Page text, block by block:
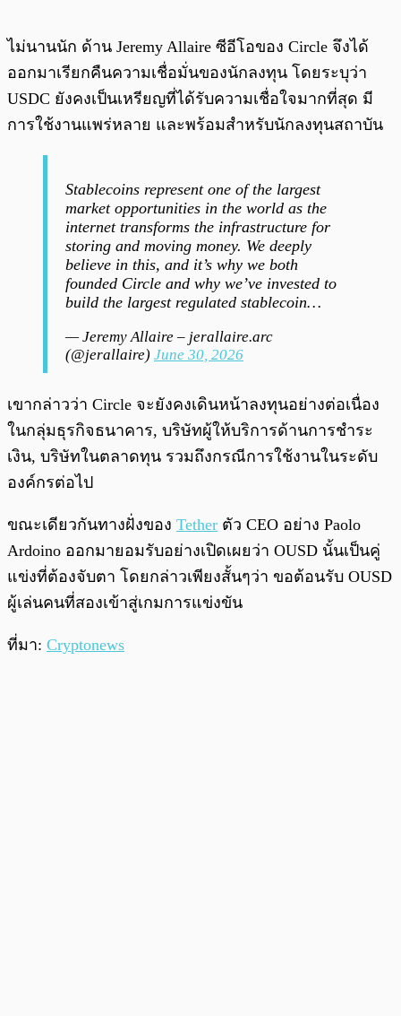
ไม่นานนัก ด้าน Jeremy Allaire ซีอีโอของ Circle จึงได้
ออกมาเรียกคืนความเชื่อมั่นของนักลงทุน โดยระบุว่า
USDC ยังคงเป็นเหรียญที่ได้รับความเชื่อใจมากที่สุด มี
การใช้งานแพร่หลาย และพร้อมสำหรับนักลงทุนสถาบัน
Stablecoins represent one of the largest
market opportunities in the world as the
internet transforms the infrastructure for
storing and moving money. We deeply
believe in this, and it’s why we both
founded Circle and why we’ve invested to
build the largest regulated stablecoin…
— Jeremy Allaire – jerallaire.arc
(@jerallaire) June 30, 2026
เขากล่าวว่า Circle จะยังคงเดินหน้าลงทุนอย่างต่อเนื่อง
ในกลุ่มธุรกิจธนาคาร, บริษัทผู้ให้บริการด้านการชำระ
เงิน, บริษัทในตลาดทุน รวมถึงกรณีการใช้งานในระดับ
องค์กรต่อไป
ขณะเดียวกันทางฝั่งของ Tether ตัว CEO อย่าง Paolo
Ardoino ออกมายอมรับอย่างเปิดเผยว่า OUSD นั้นเป็นคู่
แข่งที่ต้องจับตา โดยกล่าวเพียงสั้นๆว่า ขอต้อนรับ OUSD
ผู้เล่นคนที่สองเข้าสู่เกมการแข่งขัน
ที่มา: Cryptonews